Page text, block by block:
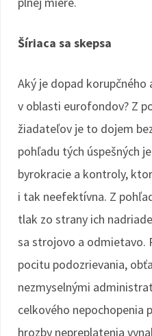
Šíriaca sa skepsa
Aký je dopad
v oblasti eurofondov? Z
žiadateľov je to dojem
pohľadu tých úspešných
byrokracie a kontroly,
i tak neefektívna. Z
tlak zo strany ich
sa strojovo a odmietavo.
pocitu podozrievania,
nezmyselnými
celkového nepochopenia
hrozby nepreplatenia